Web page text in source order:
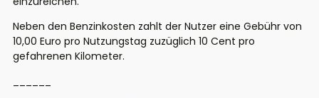
Neben den Benzinkosten zahlt der Nutzer eine Gebühr von
10,00 Euro pro Nutzungstag zuzüglich 10 Cent pro
gefahrenen Kilometer.